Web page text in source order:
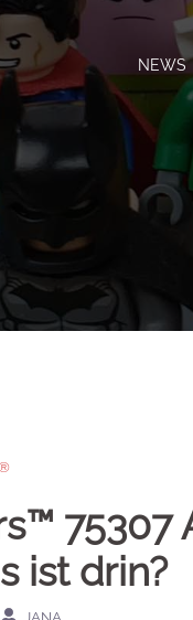
NEWS
75307
ist drin?